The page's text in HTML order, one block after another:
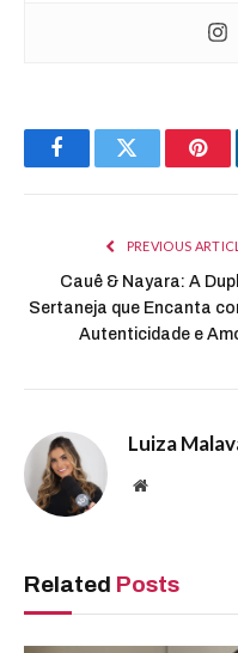
FacebookTwitter
PREVIOUS
Cauê & Nayara: A
Sertaneja que Encanta
Autenticidade e
Luiza
Website
Related Posts